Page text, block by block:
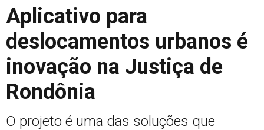
Aplicativo para
deslocamentos urbanos é
inovação na Justiça de
Rondônia
O projeto é uma das soluções que